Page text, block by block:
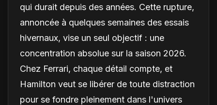
qui durait depuis des années. Cette rupture,
annoncée à quelques semaines des essais
hivernaux, vise un seul objectif : une
concentration absolue sur la saison 2026.
Chez Ferrari, chaque détail compte, et
Hamilton veut se libérer de toute distraction
pour se fondre pleinement dans l'univers